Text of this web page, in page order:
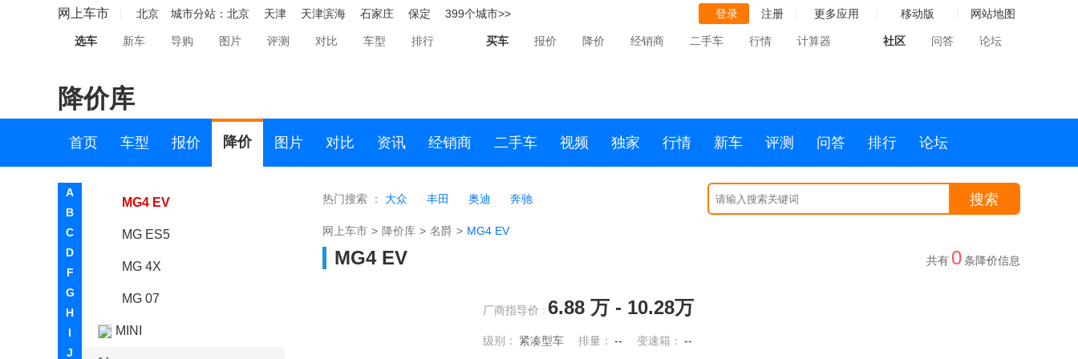
网上车市 北京 城市分站： 北京 天津 天津滨海 石家庄 保定 399个城市>> 登录 注册 更多应用 移动版 网站地图
选车 新车 导购 图片 评测 对比 车型 排行 买车 报价 降价 经销商 二手车 行情 计算器 社区 问答 论坛
降价库
首页 车型 报价 降价 图片 对比 资讯 经销商 二手车 视频 独家 行情 新车 评测 问答 排行 论坛
A
B
C
D
F
G
H
I
J
MG HS
MG领航新能源
MG Cyberster
MG ONE
MG5 天蝎座
MG4 EV
MG ES5
MG 4X
MG 07
MINI
热门搜索 ： 大众 丰田 奥迪 奔驰 搜索
网上车市 > 降价库 > 名爵 > MG4 EV
MG4 EV 共有 0条降价信息
厂商指导价 : 6.88 万 - 10.28万
级别： 紧凑型车 排量： -- 变速箱： --